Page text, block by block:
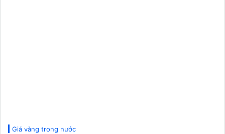
Giá vàng trong nước